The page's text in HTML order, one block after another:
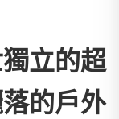
立的超
的戶外